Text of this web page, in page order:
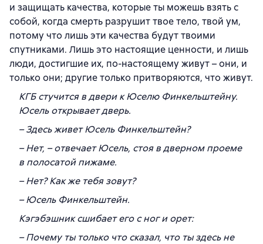
и защищать качества, которые ты можешь взять с
собой, когда смерть разрушит твое тело, твой ум,
потому что лишь эти качества будут твоими
спутниками. Лишь это настоящие ценности, и лишь
люди, достигшие их, по-настоящему живут – они, и
только они; другие только притворяются, что живут.
КГБ стучится в двери к Юселю Финкельштейну.
Юсель открывает дверь.
– Здесь живет Юсель Финкельштейн?
– Нет, – отвечает Юсель, стоя в дверном проеме
в полосатой пижаме.
– Нет? Как же тебя зовут?
– Юсель Финкельштейн.
Кэгэбэшник сшибает его с ног и орет:
– Почему ты только что сказал, что ты здесь не